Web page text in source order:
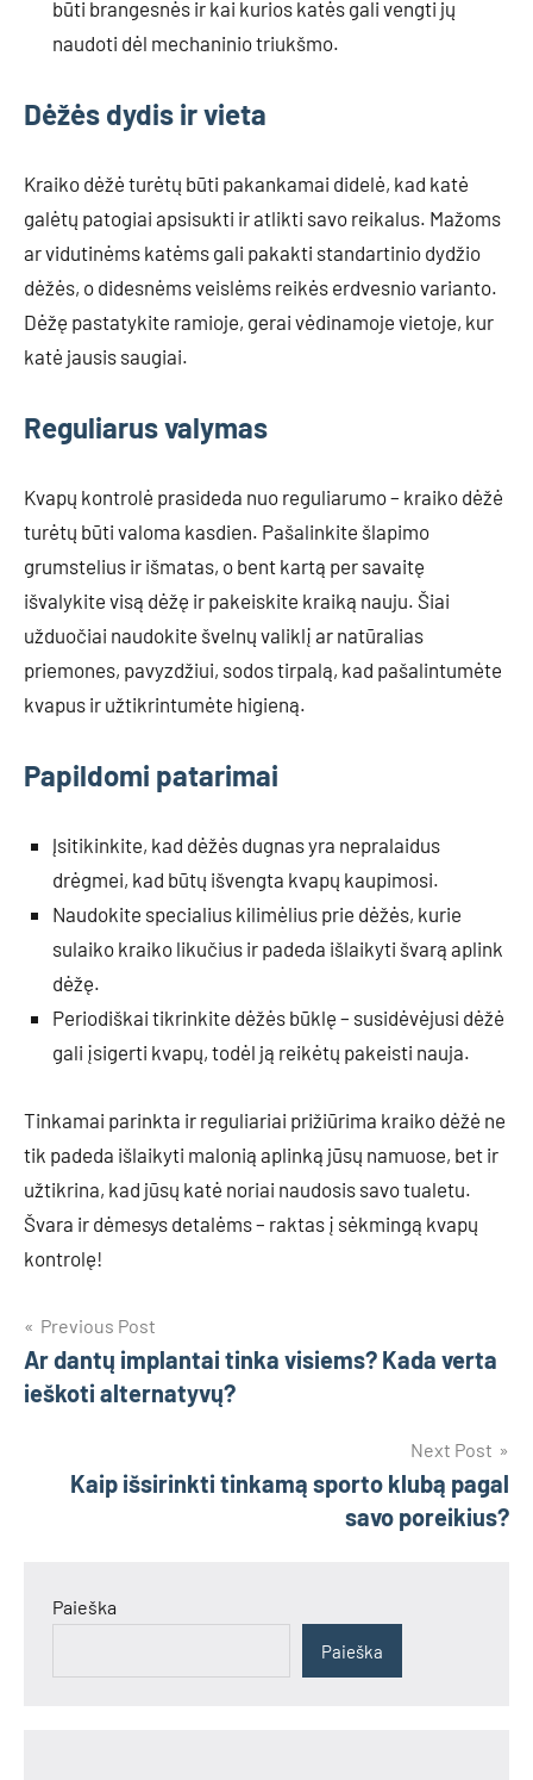
būti brangesnės ir kai kurios katės gali vengti jų
naudoti dėl mechaninio triukšmo.
Dėžės dydis ir vieta
Kraiko dėžė turėtų būti pakankamai didelė, kad katė
galėtų patogiai apsisukti ir atlikti savo reikalus. Mažoms
ar vidutinėms katėms gali pakakti standartinio dydžio
dėžės, o didesnėms veislėms reikės erdvesnio varianto.
Dėžę pastatykite ramioje, gerai vėdinamoje vietoje, kur
katė jausis saugiai.
Reguliarus valymas
Kvapų kontrolė prasideda nuo reguliarumo – kraiko dėžė
turėtų būti valoma kasdien. Pašalinkite šlapimo
grumstelius ir išmatas, o bent kartą per savaitę
išvalykite visą dėžę ir pakeiskite kraiką nauju. Šiai
užduočiai naudokite švelnų valiklį ar natūralias
priemones, pavyzdžiui, sodos tirpalą, kad pašalintumėte
kvapus ir užtikrintumėte higieną.
Papildomi patarimai
Įsitikinkite, kad dėžės dugnas yra nepralaidus
drėgmei, kad būtų išvengta kvapų kaupimosi.
Naudokite specialius kilimėlius prie dėžės, kurie
sulaiko kraiko likučius ir padeda išlaikyti švarą aplink
dėžę.
Periodiškai tikrinkite dėžės būklę – susidėvėjusi dėžė
gali įsigerti kvapų, todėl ją reikėtų pakeisti nauja.
Tinkamai parinkta ir reguliariai prižiūrima kraiko dėžė ne
tik padeda išlaikyti malonią aplinką jūsų namuose, bet ir
užtikrina, kad jūsų katė noriai naudosis savo tualetu.
Švara ir dėmesys detalėms – raktas į sėkmingą kvapų
kontrolę!
Navigacija
tarp
Previous Post
Ar dantų implantai tinka visiems? Kada verta
ieškoti alternatyvų?
Next Post
Kaip išsirinkti tinkamą sporto klubą pagal
savo poreikius?
Paieška
Paieška